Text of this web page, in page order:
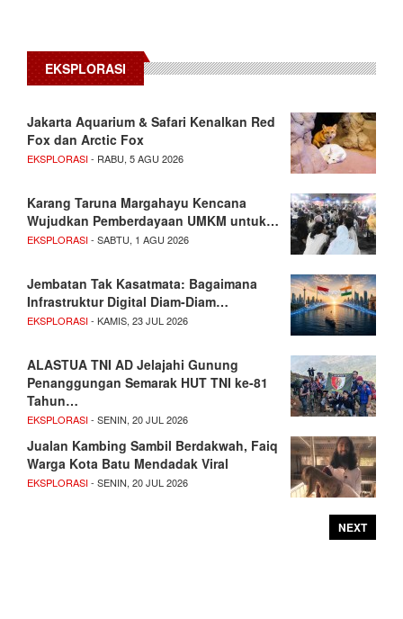
EKSPLORASI
Jakarta Aquarium & Safari Kenalkan Red
Fox dan Arctic Fox
EKSPLORASI- RABU, 5 AGU 2026
Karang Taruna Margahayu Kencana
Wujudkan Pemberdayaan UMKM untuk…
EKSPLORASI- SABTU, 1 AGU 2026
Jembatan Tak Kasatmata: Bagaimana
Infrastruktur Digital Diam-Diam…
EKSPLORASI- KAMIS, 23 JUL 2026
ALASTUA TNI AD Jelajahi Gunung
Penanggungan Semarak HUT TNI ke-81
Tahun…
EKSPLORASI- SENIN, 20 JUL 2026
Jualan Kambing Sambil Berdakwah, Faiq
Warga Kota Batu Mendadak Viral
EKSPLORASI- SENIN, 20 JUL 2026
NEXT